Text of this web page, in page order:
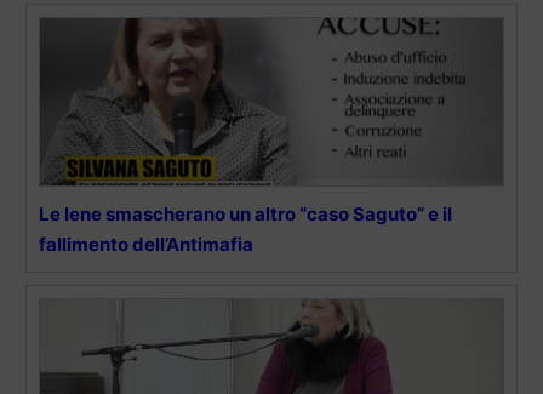
Le Iene smascherano un altro “caso Saguto” e il
fallimento dell’Antimafia